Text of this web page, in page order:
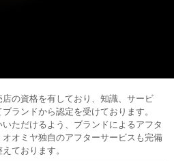
の資格を有しており、知識、サービ
ランドから認定を受けております。
ただけるよう、ブランドによるアフタ
オミヤ独自のアフターサービスも完備
ております。